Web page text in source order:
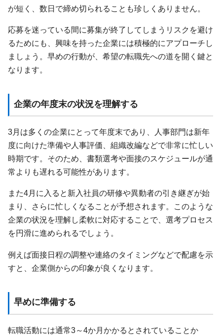
が短く、数日で締め切られることも珍しくありません。
応募を迷っている間に募集が終了してしまうリスクを避け
るためにも、興味を持った企業には積極的にアプローチし
ましょう。早めの行動が、希望の転職先への道を開く鍵と
なります。
企業の年度末の状況を理解する
3月は多くの企業にとって年度末であり、人事部門は新年
度に向けた準備や人事評価、組織改編などで非常に忙しい
時期です。そのため、書類選考や面接のスケジュールが通
常よりも遅れる可能性があります。
また4月に入ると新入社員の研修や異動者の引き継ぎが始
まり、さらに忙しくなることが予想されます。このような
企業の状況を理解し柔軟に対応することで、選考プロセス
を円滑に進められるでしょう。
例えば面接日程の調整や連絡のタイミングなどで配慮を示
すと、企業側からの印象が良くなります。
早めに準備する
転職活動には通常3～4か月かかるとされていることか